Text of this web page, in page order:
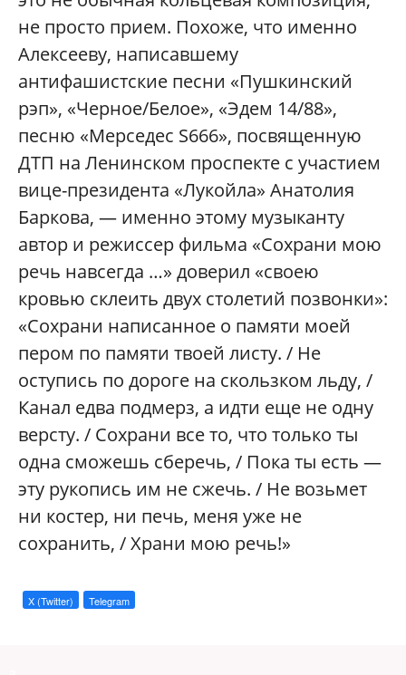
не просто прием. Похоже, что именно
Алексееву, написавшему
антифашистские песни «Пушкинский
рэп», «Черное/Белое», «Эдем 14/88»,
песню «Мерседес S666», посвященную
ДТП на Ленинском проспекте с участием
вице-президента «Лукойла» Анатолия
Баркова, — именно этому музыканту
автор и режиссер фильма «Сохрани мою
речь навсегда …» доверил «своею
кровью склеить двух столетий позвонки»:
«Сохрани написанное о памяти моей
пером по памяти твоей листу. / Не
оступись по дороге на скользком льду, /
Канал едва подмерз, а идти еще не одну
версту. / Сохрани все то, что только ты
одна сможешь сберечь, / Пока ты есть —
эту рукопись им не сжечь. / Не возьмет
ни костер, ни печь, меня уже не
сохранить, / Храни мою речь!»
X (Twitter) Telegram